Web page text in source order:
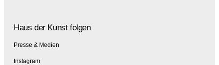
Haus der Kunst folgen
Presse & Medien
Instagram